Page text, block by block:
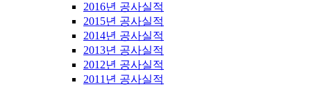
2016년 공사실적
2015년 공사실적
2014년 공사실적
2013년 공사실적
2012년 공사실적
2011년 공사실적